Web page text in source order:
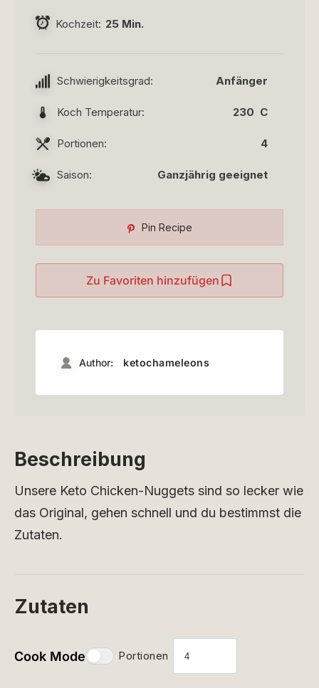
Kochzeit 25 Min.
Schwierigkeitsgrad: Anfänger
Koch Temperatur: 230 C
Portionen: 4
Saison: Ganzjährig geeignet
Pin Recipe
Zu Favoriten hinzufügen
Author: ketochameleons
Beschreibung
Unsere Keto Chicken-Nuggets sind so lecker wie
das Original, gehen schnell und du bestimmst die
Zutaten.
Zutaten
Cook Mode Portionen